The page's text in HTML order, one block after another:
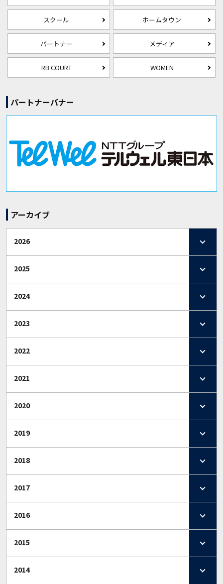
スクール ホームタウン
パートナー メディア
RB COURT WOMEN
パートナーバナー
アーカイブ
2026
2025
2024
2023
2022
2021
2020
2019
2018
2017
2016
2015
2014